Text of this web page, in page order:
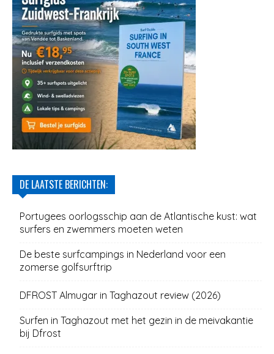
DE LAATSTE BERICHTEN:
Portugees oorlogsschip aan de Atlantische kust: wat
surfers en zwemmers moeten weten
De beste surfcampings in Nederland voor een
zomerse golfsurftrip
DFROST Almugar in Taghazout review (2026)
Surfen in Taghazout met het gezin in de meivakantie
bij Dfrost